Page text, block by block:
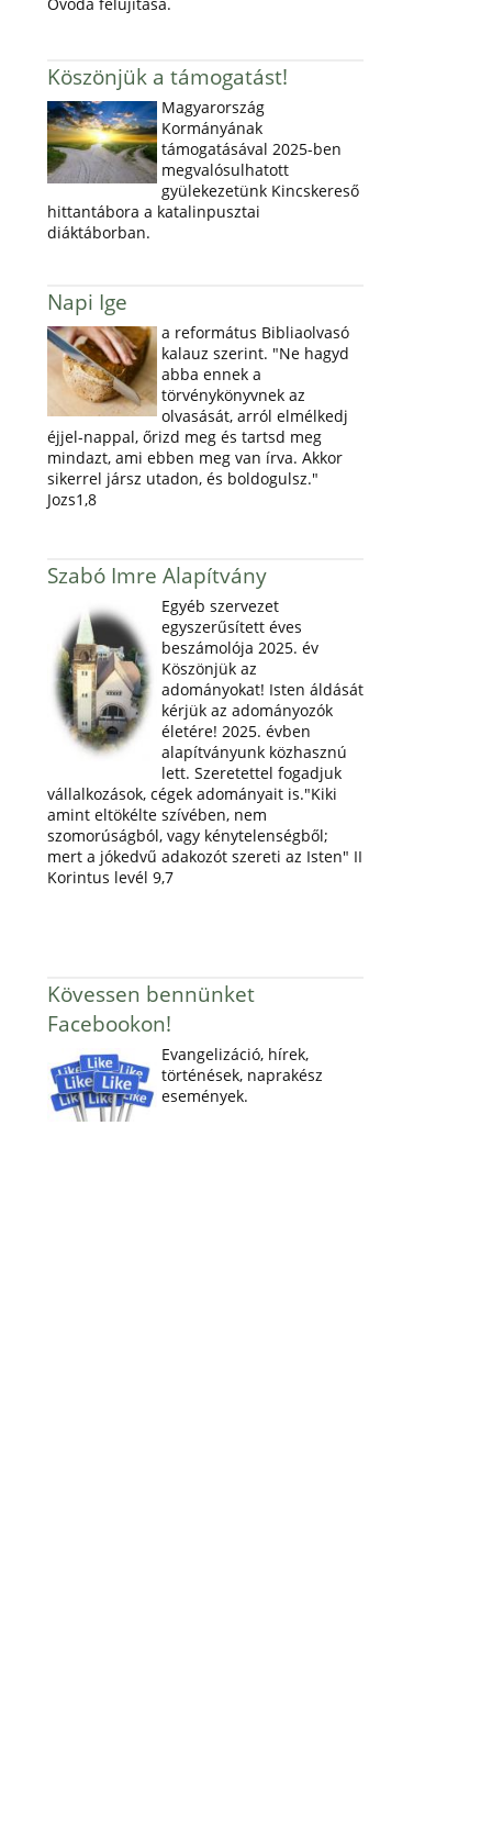
Köszönjük a támogatást!
Magyarország
Kormányának
támogatásával 2025-ben
megvalósulhatott
gyülekezetünk Kincskereső
hittantábora a katalinpusztai
diáktáborban.
Napi Ige
a református Bibliaolvasó
kalauz szerint. "Ne hagyd
abba ennek a
törvénykönyvnek az
olvasását, arról elmélkedj
éjjel-nappal, őrizd meg és tartsd meg
mindazt, ami ebben meg van írva. Akkor
sikerrel jársz utadon, és boldogulsz."
Jozs1,8
Szabó Imre Alapítvány
Egyéb szervezet
egyszerűsített éves
beszámolója 2025. év
Köszönjük az
adományokat! Isten áldását
kérjük az adományozók
életére! 2025. évben
alapítványunk közhasznú
lett. Szeretettel fogadjuk
vállalkozások, cégek adományait is."Kiki
amint eltökélte szívében, nem
szomorúságból, vagy kénytelenségből;
mert a jókedvű adakozót szereti az Isten" II
Korintus levél 9,7
Kövessen bennünket
Facebookon!
Evangelizáció, hírek,
történések, naprakész
események.